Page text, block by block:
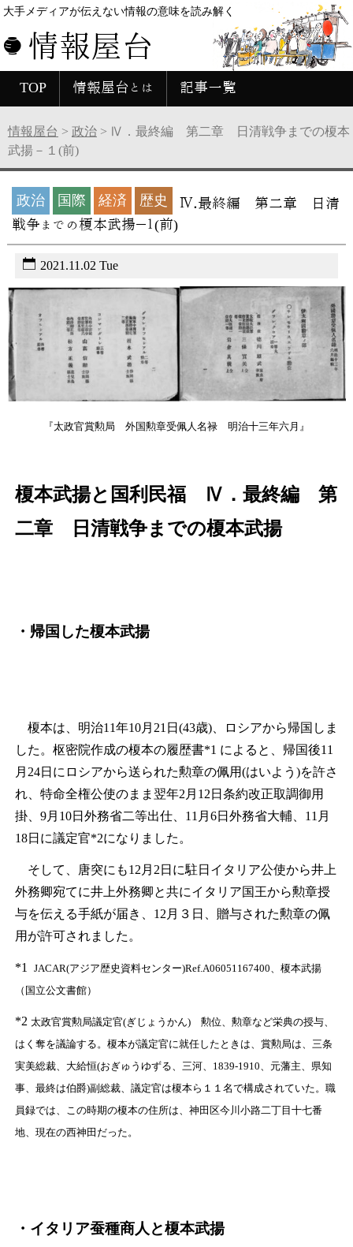
大手メディアが伝えない情報の意味を読み解く
情報屋台
TOP 情報屋台とは 記事一覧
情報屋台 > 政治 > Ⅳ．最終編 第二章 日清戦争までの榎本
武揚－１(前)
政治 国際 経済 歴史
Ⅳ．最終編 第二章 日清
戦争までの榎本武揚－１(前)
2021.11.02 Tue
『太政官賞勲局 外国勲章受佩人名禄 明治十三年六月』
榎本武揚と国利民福 Ⅳ．最終編 第
二章 日清戦争までの榎本武揚
・帰国した榎本武揚
榎本は、明治11年10月21日(43歳)、ロシアから帰国しま
した。枢密院作成の榎本の履歴書*1 によると、帰国後11
月24日にロシアから送られた勲章の佩用(はいよう)を許さ
れ、特命全権公使のまま翌年2月12日条約改正取調御用
掛、9月10日外務省二等出仕、11月6日外務省大輔、11月
18日に議定官*2になりました。
そして、唐突にも12月2日に駐日イタリア公使から井上
外務卿宛てに井上外務卿と共にイタリア国王から勲章授
与を伝える手紙が届き、12月３日、贈与された勲章の佩
用が許可されました。
*1 JACAR(アジア歴史資料センター)Ref.A06051167400、榎本武揚
（国立公文書館）
*2 太政官賞勲局議定官(ぎじょうかん) 勲位、勲章など栄典の授与、
はく奪を議論する。榎本が議定官に就任したときは、賞勲局は、三条
実美総裁、大給恒(おぎゅうゆずる、三河、1839‐1910、元藩主、県知
事、最終は伯爵)副総裁、議定官は榎本ら１１名で構成されていた。職
員録では、この時期の榎本の住所は、神田区今川小路二丁目十七番
地、現在の西神田だった。
・イタリア蚕種商人と榎本武揚